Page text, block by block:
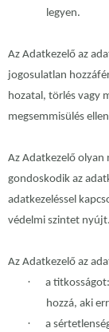
legyen.
Az Adatkezelő az
jogosulatlan
hozatal, törlés vagy
megsemmisülés
Az Adatkezelő olyan
gondoskodik az
adatkezeléssel
védelmi szintet nyújt.
Az Adatkezelő az
·
a
hozzá, aki
·
a